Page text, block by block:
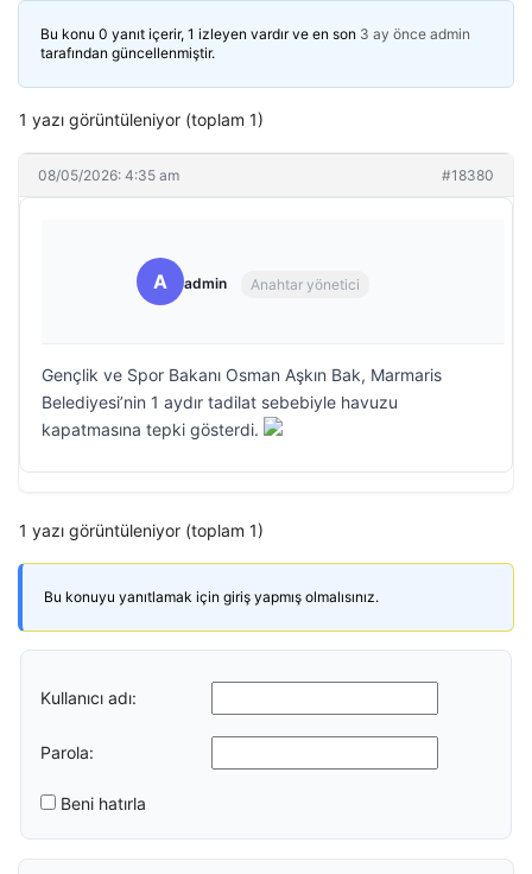
Bu konu 0 yanıt içerir, 1 izleyen vardır ve en son 3 ay önce admin
tarafından güncellenmiştir.
1 yazı görüntüleniyor (toplam 1)
08/05/2026: 4:35 am #18380
A admin Anahtar yönetici
Gençlik ve Spor Bakanı Osman Aşkın Bak, Marmaris
Belediyesi’nin 1 aydır tadilat sebebiyle havuzu
kapatmasına tepki gösterdi.
1 yazı görüntüleniyor (toplam 1)
Bu konuyu yanıtlamak için giriş yapmış olmalısınız.
Kullanıcı adı:
Parola:
Beni hatırla